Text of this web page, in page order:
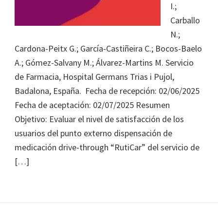
I.;
Carballo
N.;
Cardona-Peitx G.; García-Castiñeira C.; Bocos-Baelo
A.; Gómez-Salvany M.; Álvarez-Martins M. Servicio
de Farmacia, Hospital Germans Trias i Pujol,
Badalona, España. Fecha de recepción: 02/06/2025
Fecha de aceptación: 02/07/2025 Resumen
Objetivo: Evaluar el nivel de satisfacción de los
usuarios del punto externo dispensación de
medicación drive-through “RutiCar” del servicio de
[…]